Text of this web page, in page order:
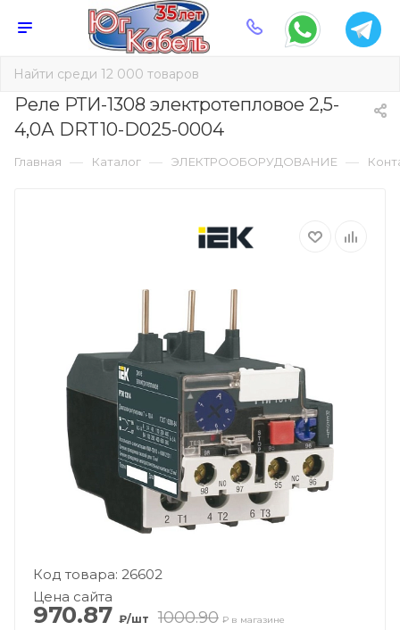
Реле РТИ-1308 электротепловое 2,5-
4,0А DRT10-D025-0004
Главная — Каталог — ЭЛЕКТРООБОРУДОВАНИЕ —
Код товара: 26602
Цена сайта
970.87 ₽/шт 1000.90 ₽ в магазине